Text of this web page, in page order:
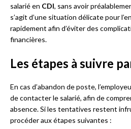
salarié en CDI, sans avoir
s’agit d’une situation délicate pour
rapidement afin d’éviter des
financières.
Les étapes à suivre
En cas d’abandon de poste,
de contacter le salarié, afin de
absence. Si les tentatives restent
procéder aux étapes suivantes :